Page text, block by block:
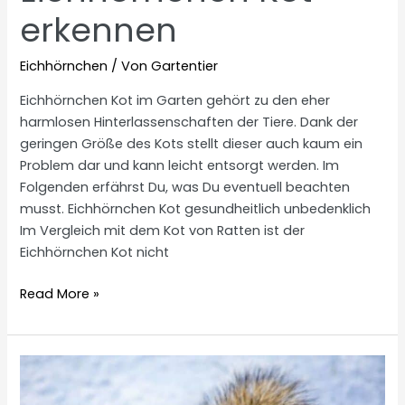
erkennen
Eichhörnchen / VonGartentier
Eichhörnchen Kot im Garten gehört zu den eher
harmlosen Hinterlassenschaften der Tiere. Dank der
geringen Größe des Kots stellt dieser auch kaum ein
Problem dar und kann leicht entsorgt werden. Im
Folgenden erfährst Du, was Du eventuell beachten
musst. Eichhörnchen Kot gesundheitlich unbedenklich
Im Vergleich mit dem Kot von Ratten ist der
Eichhörnchen Kot nicht
Eichhörnchen
erkennen
Read More »